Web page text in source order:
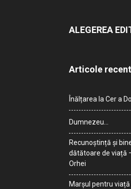
ALEGEREA
Articole
Înălțarea la Cer a
Dumnezeu…
Recunoștință și
dătătoare de viață
Orhei
Marșul pentru viață